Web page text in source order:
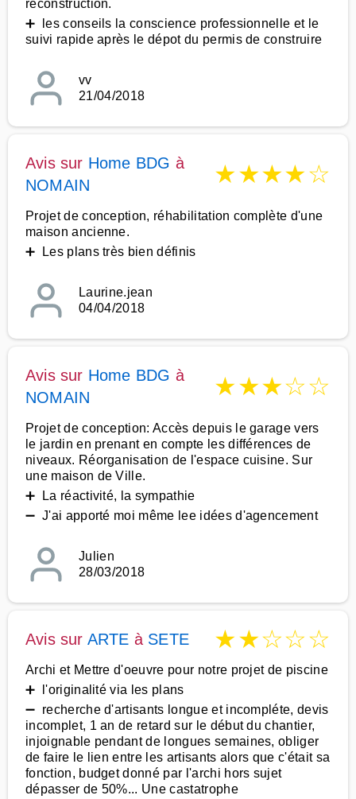
reconstruction.
➕ les conseils la conscience professionnelle et le
suivi rapide après le dépot du permis de construire
vv
21/04/2018
Avis sur Home BDG à
NOMAIN
★★★★☆
Projet de conception, réhabilitation complète d'une
maison ancienne.
➕ Les plans très bien définis
Laurine.jean
04/04/2018
Avis sur Home BDG à
NOMAIN
★★★☆☆
Projet de conception: Accès depuis le garage vers
le jardin en prenant en compte les différences de
niveaux. Réorganisation de l'espace cuisine. Sur
une maison de Ville.
➕ La réactivité, la sympathie
➖ J'ai apporté moi même lee idées d'agencement
Julien
28/03/2018
Avis sur ARTE à SETE ★★☆☆☆
Archi et Mettre d'oeuvre pour notre projet de piscine
➕ l'originalité via les plans
➖ recherche d'artisants longue et incompléte, devis
incomplet, 1 an de retard sur le début du chantier,
injoignable pendant de longues semaines, obliger
de faire le lien entre les artisants alors que c'était sa
fonction, budget donné par l'archi hors sujet
dépasser de 50%... Une castatrophe